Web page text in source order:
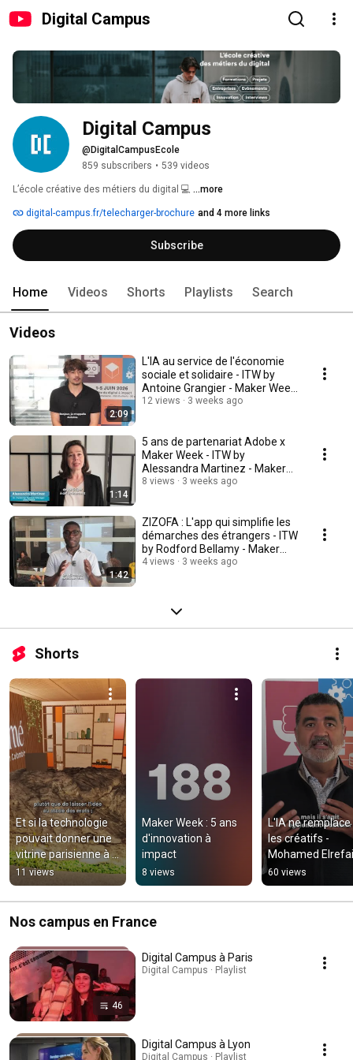
Digital Campus
Digital Campus
@DigitalCampusEcole
859 subscribers • 539 videos
L’école créative des métiers du digital 💻 ...more
digital-campus.fr/telecharger-brochure and 4 more links
Subscribe
Home Videos Shorts Playlists Search
Videos
2:09
L'IA au service de l'économie
sociale et solidaire - ITW by
Antoine Grangier - Maker Week
2026
12 views 3 weeks ago
1:14
5 ans de partenariat Adobe x
Maker Week - ITW by
Alessandra Martinez - Maker
Week 2026
8 views 3 weeks ago
1:42
ZIZOFA : L'app qui simplifie les
démarches des étrangers - ITW
by Rodford Bellamy - Maker
Week 2026
4 views 3 weeks ago
Shorts
Et si la technologie
pouvait donner une
vitrine parisienne à
des marques qui
changent le monde ?
11 views
Maker Week : 5 ans
d'innovation à
impact
8 views
L'IA ne remplace
les créatifs -
Mohamed Elrefai
(Adobe)
#digitalcampus
#adobefirefly
60 views
Nos campus en France
46
Digital Campus à Paris
Digital Campus · Playlist
Digital Campus à Lyon
Digital Campus · Playlist